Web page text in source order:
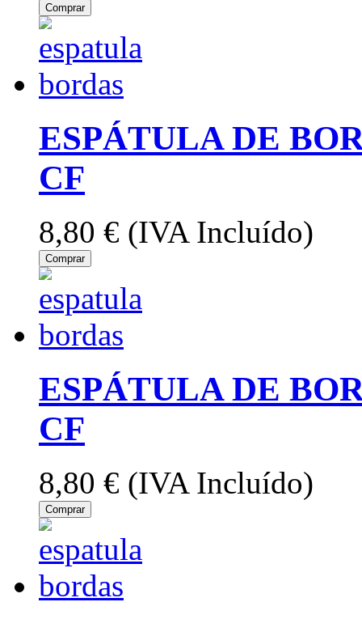
Comprar
ESPÁTULA DE
CF
8,80 € (IVA Incluído)
Comprar
ESPÁTULA DE
CF
8,80 € (IVA Incluído)
Comprar